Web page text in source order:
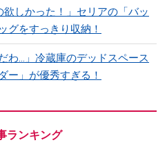
欲しかった！」セリアの「バッ
グをすっきり収納！
わ…」冷蔵庫のデッドスペース
ー」が優秀すぎる！